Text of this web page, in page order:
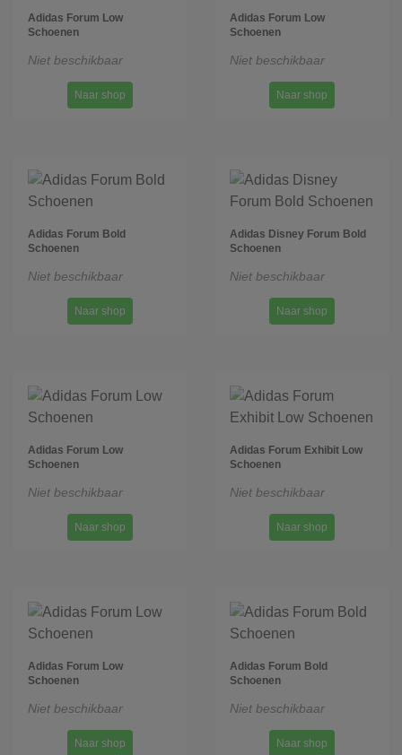
Adidas Forum Low
Schoenen
Niet beschikbaar
Naar shop
Adidas Forum Low
Schoenen
Niet beschikbaar
Naar shop
Adidas Forum Bold
Schoenen
Niet beschikbaar
Naar shop
Adidas Disney Forum Bold
Schoenen
Niet beschikbaar
Naar shop
Adidas Forum Low
Schoenen
Niet beschikbaar
Naar shop
Adidas Forum Exhibit Low
Schoenen
Niet beschikbaar
Naar shop
Adidas Forum Low
Schoenen
Niet beschikbaar
Naar shop
Adidas Forum Bold
Schoenen
Niet beschikbaar
Naar shop